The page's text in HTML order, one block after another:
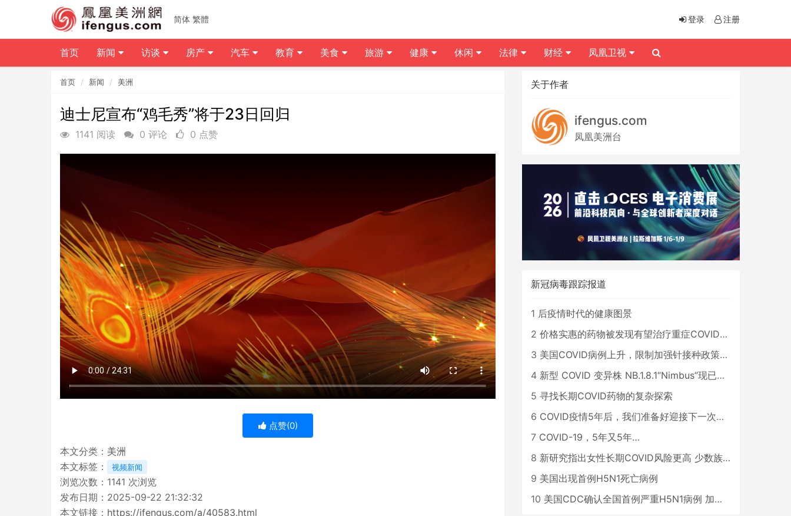
首页 新闻 美洲
迪士尼宣布“鸡毛秀”将于23日回归
1141 阅读 0 评论 0 点赞
点赞(0)
本文分类： 美洲
本文标签：
视频新闻
浏览次数： 1141 次浏览
发布日期：2025-09-22 21:32:32
本文链接： https://ifengus.com/a/40583.html
关于作者
ifengus.com
凤凰美洲台
新冠病毒跟踪报道
1 后疫情时代的健康图景
2 价格实惠的药物被发现有望治疗重症COVID患者
3 美国COVID病例上升，限制加强针接种政策即将出台
4 新型 COVID 变异株 NB.1.8.1“Nimbus”现已在美国占据主导地位
5 寻找长期COVID药物的复杂探索
6 COVID疫情5年后，我们准备好迎接下一次大流行了吗？
7 COVID-19，5年又5年…
8 新研究指出女性长期COVID风险更高 少数族裔儿童存在差异
9 美国出现首例H5N1死亡病例
10 美国CDC确认全国首例严重H5N1病例 加州进入紧急状态
简体 繁體 登录 注册
首页 新闻 访谈 房产 汽车 教育 美食 旅游 健康 休闲 法律 财经 凤凰卫视